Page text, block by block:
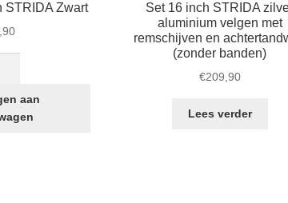
STRIDA Zwart
aan
Set 16 inch STRIDA
aluminium velgen met
remschijven en
(zonder banden)
€209,90
Lees verder